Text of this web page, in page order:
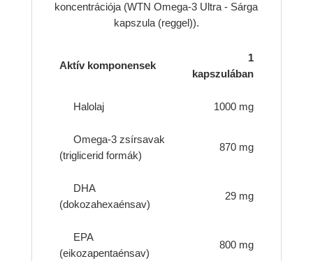
koncentrációja (WTN Omega-3 Ultra - Sárga
kapszula (reggel)).
Aktív komponensek
1
kapszulában
Halolaj 1000 mg
Omega-3 zsírsavak
(triglicerid formák)
870 mg
DHA
(dokozahexaénsav)
29 mg
EPA
(eikozapentaénsav)
800 mg